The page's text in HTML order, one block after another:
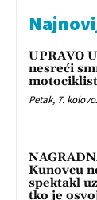
UPRAVO
nesreći
motociklist
Petak, 7.
Kunovcu
spektakl
tko je